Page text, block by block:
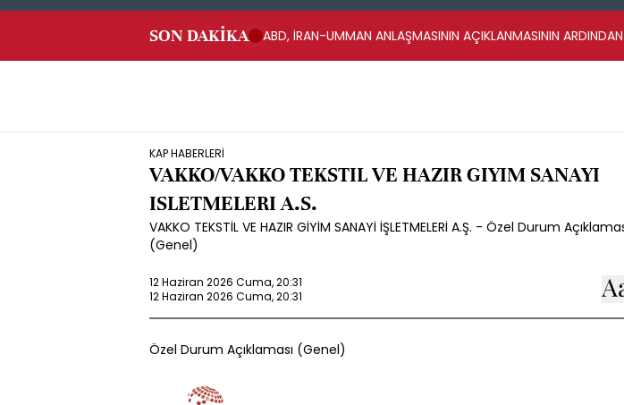
SON DAKİKA ABD, İRAN-UMMAN ANLAŞMASININ AÇIKLANMASININ
KAP HABERLERİ
VAKKO/VAKKO TEKSTIL VE HAZIR GIYIM SANAYI
ISLETMELERI A.S.
VAKKO TEKSTİL VE HAZIR GİYİM SANAYİ İŞLETMELERİ A.Ş. - Özel Durum
(Genel)
12 Haziran 2026 Cuma, 20:31
12 Haziran 2026 Cuma, 20:31
Özel Durum Açıklaması (Genel)